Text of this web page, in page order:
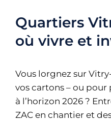
Quartiers
où vivre et
Vous lorgnez sur
vos cartons – ou pour
à l’horizon 2026 ?
ZAC en chantier et